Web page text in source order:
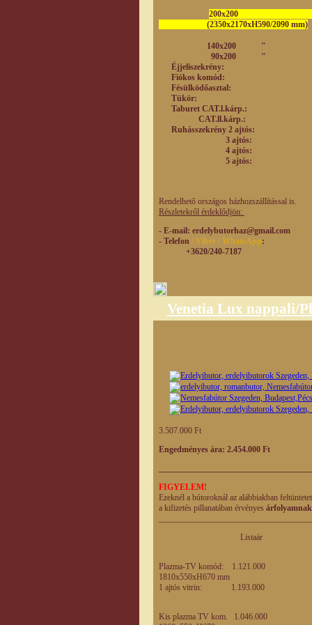
200x200
(2350x2170xH590/2090 mm)
140x200 "
90x200 "
Éjjeliszekrény:
Fiókos komód:
Fésülködőasztal:
Tükör:
Taburet
CAT.ll.kárp.:
Ruhásszekrény 2
3 ajtós:
4 ajtós:
5 ajtós:
Rendelhető országos házhozszállítással is.
Részletekről érdeklődjön:
- E-mail: erdelybutorhaz@gmail.com
- Telefon / Viber / WhatsApp:
+3620/240-7187
Venetia Lux nappali/
3.507.000 Ft
Engedményes ára: 2.454.000 Ft
FIGYELEM!
Ezeknél a bútoroknál az alábbiakban
a kifizetés pillanatában érvényes
Listaár
Plazma-TV komód: 1.121.000
1810x550xH670 mm
1 ajtós vitrin: 1.193.000
Kis plazma TV kom.